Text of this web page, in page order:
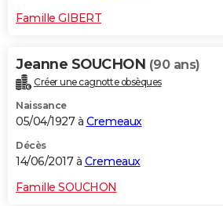
Famille GIBERT
Jeanne SOUCHON (90 ans)
Créer une cagnotte obsèques
Naissance
05/04/1927 à Cremeaux
Décès
14/06/2017 à Cremeaux
Famille SOUCHON